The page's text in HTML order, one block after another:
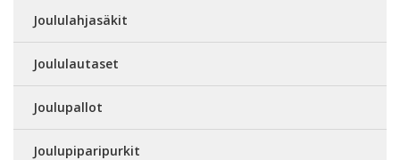
Joululahjasäkit
Joululautaset
Joulupallot
Joulupiparipurkit